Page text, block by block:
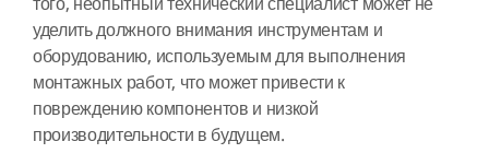
уделить должного внимания инструментам и
оборудованию, используемым для выполнения
монтажных работ, что может привести к
повреждению компонентов и низкой
производительности в будущем.